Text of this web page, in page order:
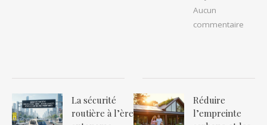
Aucun
commentaire
La sécurité
routière à l’ère
Réduire
l’empreinte